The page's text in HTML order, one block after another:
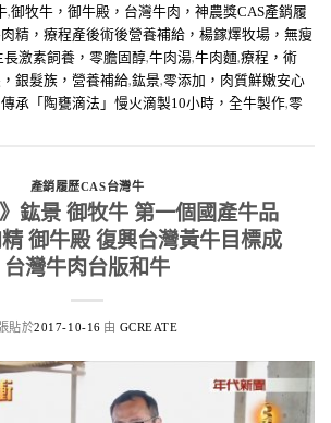
,御牧牛，御牛殿，台灣牛肉，神農獎CAS產銷履
精，療程產後術後營養補給，楊鎵燡牧場，無瘦
長激素飼養，零膽固醇,牛肉湯,牛肉麵,療程，術
銀髮族，營養補給,鈜景,零添加，肉質鮮嫩安心
承「陶甕滴法」慢火滴製10小時，全牛製作,零
產銷履歷CAS台灣牛
鈜景 御牧牛 第一個國產牛品
御牛殿 復興台灣黃牛目標成
台灣牛肉台版和牛
貼於2017-10-16 由 GCREATE